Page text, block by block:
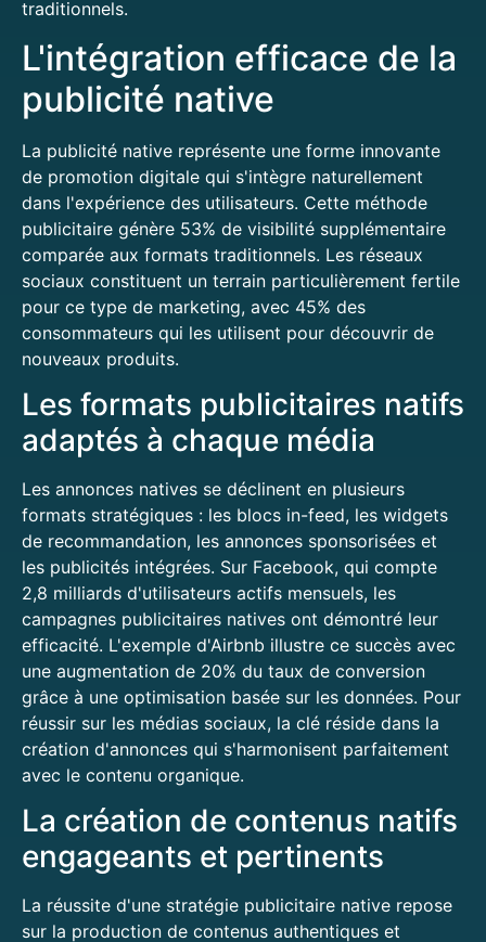
traditionnels.
L'intégration efficace de la
publicité native
La publicité native représente une forme innovante
de promotion digitale qui s'intègre naturellement
dans l'expérience des utilisateurs. Cette méthode
publicitaire génère 53% de visibilité supplémentaire
comparée aux formats traditionnels. Les réseaux
sociaux constituent un terrain particulièrement fertile
pour ce type de marketing, avec 45% des
consommateurs qui les utilisent pour découvrir de
nouveaux produits.
Les formats publicitaires natifs
adaptés à chaque média
Les annonces natives se déclinent en plusieurs
formats stratégiques : les blocs in-feed, les widgets
de recommandation, les annonces sponsorisées et
les publicités intégrées. Sur Facebook, qui compte
2,8 milliards d'utilisateurs actifs mensuels, les
campagnes publicitaires natives ont démontré leur
efficacité. L'exemple d'Airbnb illustre ce succès avec
une augmentation de 20% du taux de conversion
grâce à une optimisation basée sur les données. Pour
réussir sur les médias sociaux, la clé réside dans la
création d'annonces qui s'harmonisent parfaitement
avec le contenu organique.
La création de contenus natifs
engageants et pertinents
La réussite d'une stratégie publicitaire native repose
sur la production de contenus authentiques et